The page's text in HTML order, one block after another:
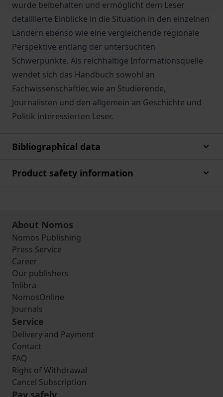
wurde beibehalten und ermöglicht dem Leser
detaillierte Einblicke in die Situation in den einzelnen
Ländern ebenso wie eine vergleichende regionale
Perspektive entlang der untersuchten
Schwerpunkte. Als reichhaltige Informationsquelle
wendet sich das Handbuch sowohl an
Fachwissenschaftler, wie an Studierende,
Journalisten und den allgemein an Geschichte und
Politik interessierten Leser.
Bibliographical data
Product safety information
About Nomos
Nomos Publishing
Press Service
Career
Our publishers
Inlibra
NomosOnline
Journals
Service
Delivery and Payment
Contact
FAQ
Right of Withdrawal
Cancel Subscription
Pay safely